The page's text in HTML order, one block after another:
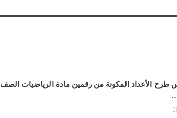
طرح الأعداد المكونة من رقمين مادة الرياضيات الصف